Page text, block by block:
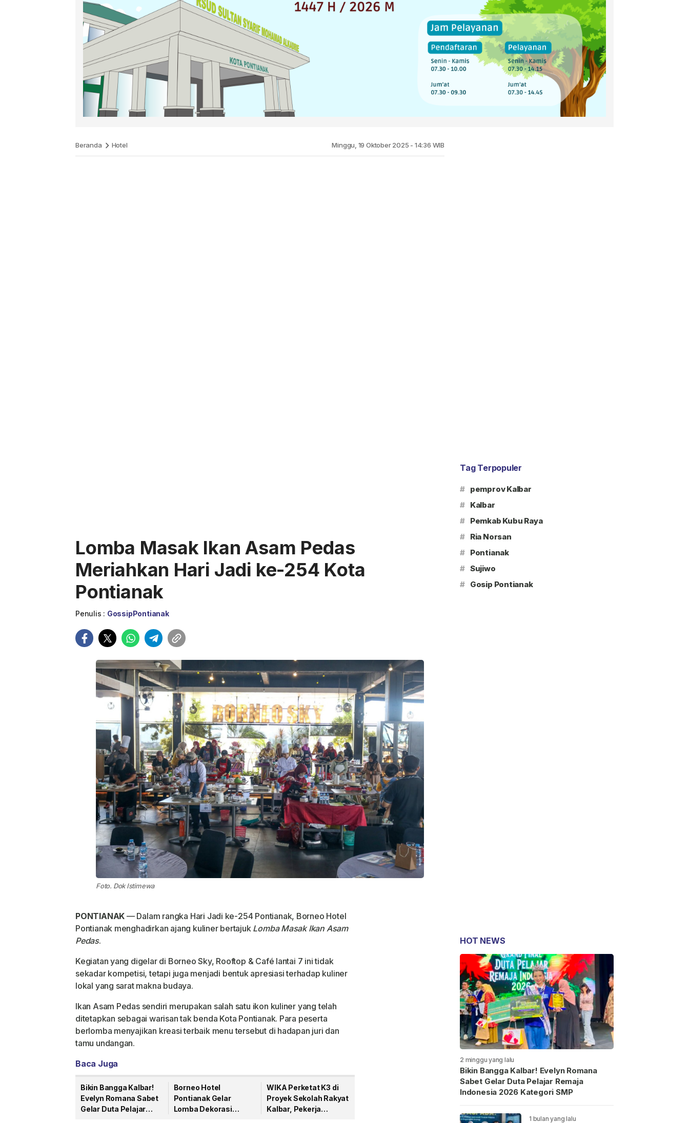
Beranda Hotel Minggu, 19 Oktober 2025 - 14:36 WIB
Lomba Masak Ikan Asam Pedas
Meriahkan Hari Jadi ke-254 Kota
Pontianak
Penulis : GossipPontianak
Foto. Dok Istimewa
PONTIANAK — Dalam rangka Hari Jadi ke-254 Pontianak, Borneo Hotel
Pontianak menghadirkan ajang kuliner bertajuk Lomba Masak Ikan Asam
Pedas.
Kegiatan yang digelar di Borneo Sky, Rooftop & Café lantai 7 ini tidak
sekadar kompetisi, tetapi juga menjadi bentuk apresiasi terhadap kuliner
lokal yang sarat makna budaya.
Ikan Asam Pedas sendiri merupakan salah satu ikon kuliner yang telah
ditetapkan sebagai warisan tak benda Kota Pontianak. Para peserta
berlomba menyajikan kreasi terbaik menu tersebut di hadapan juri dan
tamu undangan.
Baca Juga
Bikin Bangga Kalbar!
Evelyn Romana Sabet
Gelar Duta Pelajar
Borneo Hotel
Pontianak Gelar
Lomba Dekorasi
WIKA Perketat K3 di
Proyek Sekolah Rakyat
Kalbar, Pekerja
Tag Terpopuler
# pemprov Kalbar
# Kalbar
# Pemkab Kubu Raya
# Ria Norsan
# Pontianak
# Sujiwo
# Gosip Pontianak
HOT NEWS
2 minggu yang lalu
Bikin Bangga Kalbar! Evelyn Romana
Sabet Gelar Duta Pelajar Remaja
Indonesia 2026 Kategori SMP
1 bulan yang lalu